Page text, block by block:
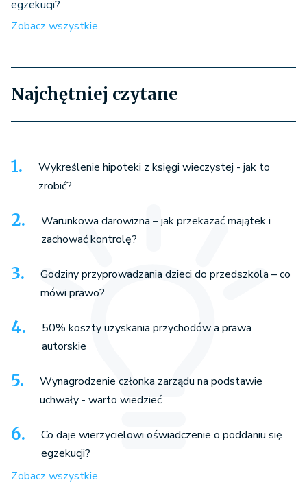
egzekucji?
Zobacz wszystkie
Najchętniej czytane
Wykreślenie hipoteki z księgi wieczystej - jak to
zrobić?
Warunkowa darowizna – jak przekazać majątek i
zachować kontrolę?
Godziny przyprowadzania dzieci do przedszkola – co
mówi prawo?
50% koszty uzyskania przychodów a prawa
autorskie
Wynagrodzenie członka zarządu na podstawie
uchwały - warto wiedzieć
Co daje wierzycielowi oświadczenie o poddaniu się
egzekucji?
Zobacz wszystkie